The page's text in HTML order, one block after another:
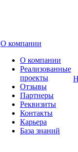
О компании
О компании
Реализованные
проекты
Отзывы
Партнеры
Реквизиты
Контакты
Карьера
База знаний